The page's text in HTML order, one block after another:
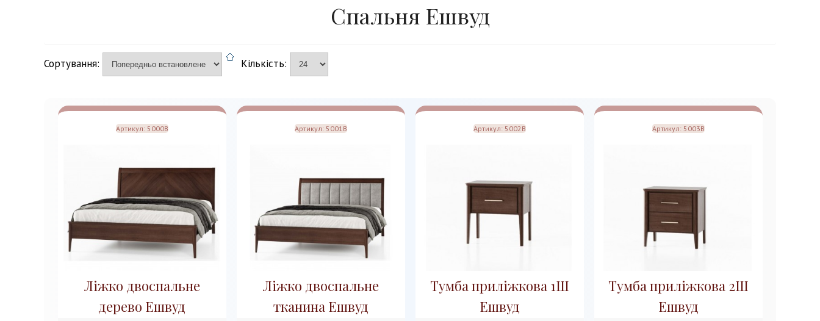
Спальня Ешвуд
Сортування: Кількість:
Артикул: 5000B
Ліжко двоспальне
дерево Ешвуд
Артикул: 5001B
Ліжко двоспальне
тканина Ешвуд
Артикул: 5002B
Тумба приліжкова 1Ш
Ешвуд
Артикул: 5003B
Тумба приліжкова 2Ш
Ешвуд